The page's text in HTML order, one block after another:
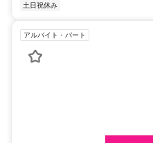
土日祝休み
アルバイト・パート